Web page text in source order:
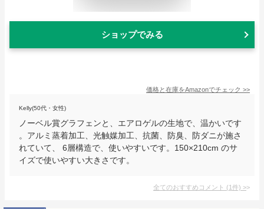
ショップでみる
価格と在庫をAmazonでチェック >>
Kelly(50代・女性)
ノーベル賞グラフェンと、エアロゲルの生地で、温かいです
。アルミ蒸着加工、光触媒加工、抗菌、防臭、防ダニが施さ
れていて、 6層構造で、使いやすいです。150×210cm のサ
イズで使いやすい大きさです。
全てのおすすめコメント (1件) >